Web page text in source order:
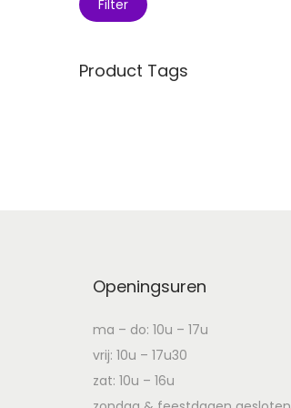
Filter
Product Tags
Openingsuren
ma – do: 10u – 17u
vrij: 10u – 17u30
zat: 10u – 16u